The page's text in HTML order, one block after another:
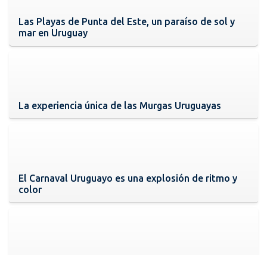
Las Playas de Punta del Este, un paraíso de sol y
mar en Uruguay
La experiencia única de las Murgas Uruguayas
El Carnaval Uruguayo es una explosión de ritmo y
color